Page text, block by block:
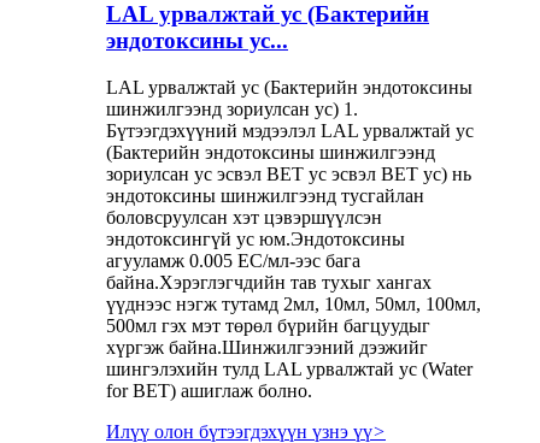
LAL урвалжтай ус (Бактерийн
эндотоксины ус...
LAL урвалжтай ус (Бактерийн эндотоксины
шинжилгээнд зориулсан ус) 1.
Бүтээгдэхүүний мэдээлэл LAL урвалжтай ус
(Бактерийн эндотоксины шинжилгээнд
зориулсан ус эсвэл BET ус эсвэл BET ус) нь
эндотоксины шинжилгээнд тусгайлан
боловсруулсан хэт цэвэршүүлсэн
эндотоксингүй ус юм.Эндотоксины
агууламж 0.005 ЕС/мл-ээс бага
байна.Хэрэглэгчдийн тав тухыг хангах
үүднээс нэгж тутамд 2мл, 10мл, 50мл, 100мл,
500мл гэх мэт төрөл бүрийн багцуудыг
хүргэж байна.Шинжилгээний дээжийг
шингэлэхийн тулд LAL урвалжтай ус (Water
for BET) ашиглаж болно.
Илүү олон бүтээгдэхүүн үзнэ үү>